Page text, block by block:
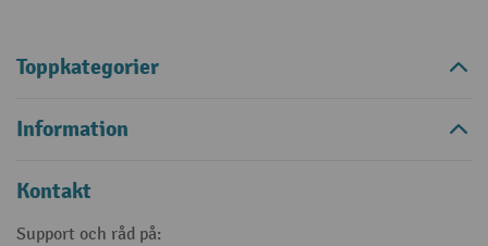
Toppkategorier
Information
Kontakt
Support och råd på: